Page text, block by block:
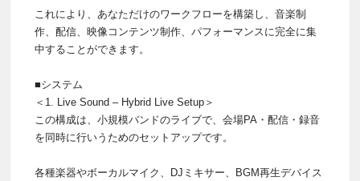
これにより、あなただけのワークフローを構築し、音楽制
作、配信、映像コンテンツ制作、パフォーマンスに完全に集
中することができます。
■システム
＜1. Live Sound – Hybrid Live Setup＞
この構成は、小規模バンドのライブで、会場PA・配信・録音
を同時に行いうためのセットアップです。
各種楽器やボーカルマイク、DJミキサー、BGM再生デバイス